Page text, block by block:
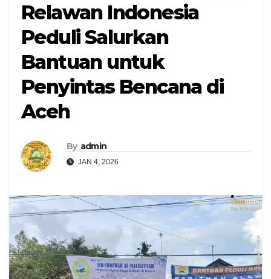
Relawan Indonesia
Peduli Salurkan
Bantuan untuk
Penyintas Bencana di
Aceh
By admin
JAN 4, 2026